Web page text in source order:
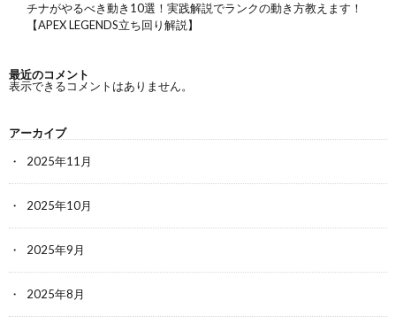
チナがやるべき動き10選！実践解説でランクの動き方教えます！
【APEX LEGENDS立ち回り解説】
最近のコメント
表示できるコメントはありません。
アーカイブ
2025年11月
2025年10月
2025年9月
2025年8月